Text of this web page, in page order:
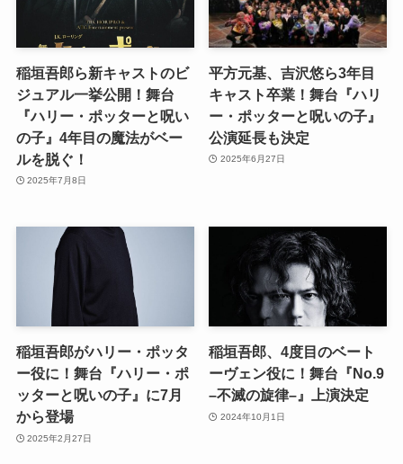
稲垣吾郎ら新キャストのビ
ジュアル一挙公開！舞台
『ハリー・ポッターと呪い
の子』4年目の魔法がベー
ルを脱ぐ！
2025年7月8日
平方元基、吉沢悠ら3年目
キャスト卒業！舞台『ハリ
ー・ポッターと呪いの子』
公演延長も決定
2025年6月27日
稲垣吾郎がハリー・ポッタ
ー役に！舞台『ハリー・ポ
ッターと呪いの子』に7月
から登場
2025年2月27日
稲垣吾郎、4度目のベート
ーヴェン役に！舞台『No.9
–不滅の旋律–』上演決定
2024年10月1日